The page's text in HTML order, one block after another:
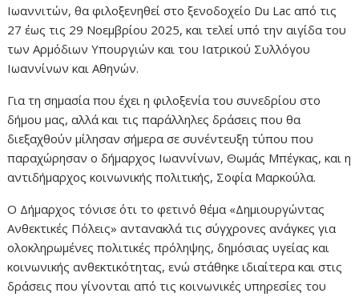
Ιωαννιτών, θα φιλοξενηθεί στο ξενοδοχείο Du Lac από τις
27 έως τις 29 Νοεμβρίου 2025, και τελεί υπό την αιγίδα του
των Αρμόδιων Υπουργιών και του Ιατρικού Συλλόγου
Ιωαννίνων και Αθηνών.
Για τη σημασία που έχει η φιλοξενία του συνεδρίου στο
δήμου μας, αλλά και τις παράλληλες δράσεις που θα
διεξαχθούν μίλησαν σήμερα σε συνέντευξη τύπου που
παραχώρησαν ο δήμαρχος Ιωαννίνων, Θωμάς Μπέγκας, και η
αντιδήμαρχος κοινωνικής πολιτικής, Σοφία Μαρκούλα.
Ο Δήμαρχος τόνισε ότι το φετινό θέμα «Δημιουργώντας
Ανθεκτικές Πόλεις» αντανακλά τις σύγχρονες ανάγκες για
ολοκληρωμένες πολιτικές πρόληψης, δημόσιας υγείας και
κοινωνικής ανθεκτικότητας, ενώ στάθηκε ιδιαίτερα και στις
δράσεις που γίνονται από τις κοινωνικές υπηρεσίες του